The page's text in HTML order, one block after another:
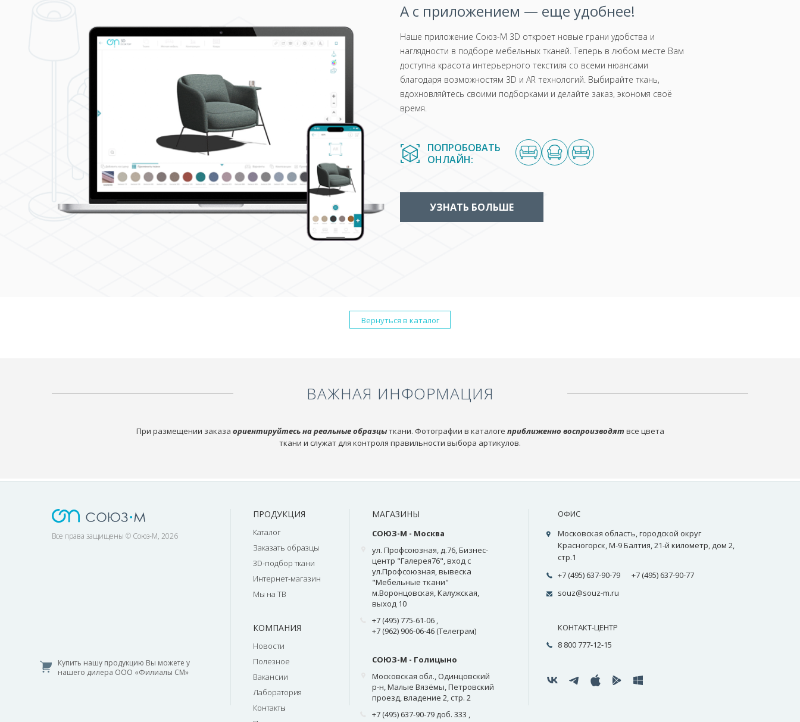
А с приложением — еще удобнее!
Наше приложение Союз-М 3D откроет новые грани удобства и
наглядности в подборе мебельных тканей. Теперь в любом месте Вам
доступна красота интерьерного текстиля со всеми нюансами
благодаря возможностям 3D и AR технологий. Выбирайте ткань,
вдохновляйтесь своими подборками и делайте заказ, экономя своё
время.
ПОПРОБОВАТЬ
ОНЛАЙН:
УЗНАТЬ БОЛЬШЕ
Вернуться в каталог
ВАЖНАЯ ИНФОРМАЦИЯ
При размещении заказа ориентируйтесь на реальные образцыткани. Фотографии в каталоге приближенно воспроизводят все цвета
ткани и служат для контроля правильности выбора артикулов.
Все права защищены © Союз-М, 2026
Купить нашу продукцию Вы можете у
нашего дилера ООО «Филиалы СМ»
ПРОДУКЦИЯ
Каталог
Заказать образцы
3D-подбор ткани
Интернет-магазин
Мы на ТВ
КОМПАНИЯ
Новости
Полезное
Вакансии
Лаборатория
Контакты
МАГАЗИНЫ
СОЮЗ-М - Москва
ул. Профсоюзная, д.76, Бизнес-
центр "Галерея76", вход с
ул.Профсоюзная, вывеска
"Мебельные ткани"
м.Воронцовская, Калужская,
выход 10
+7 (495) 775-61-06 ,
+7 (962) 906-06-46 (Телеграм)
СОЮЗ-М - Голицыно
Московская обл., Одинцовский
р-н, Малые Вязёмы, Петровский
проезд, владение 2, стр. 2
+7 (495) 637-90-79 доб. 333 ,
ОФИС
Московская область, городской округ
Красногорск, М-9 Балтия, 21-й километр, дом 2,
стр.1
+7 (495) 637-90-79
+7 (495) 637-90-77
souz@souz-m.ru
КОНТАКТ-ЦЕНТР
8 800 777-12-15